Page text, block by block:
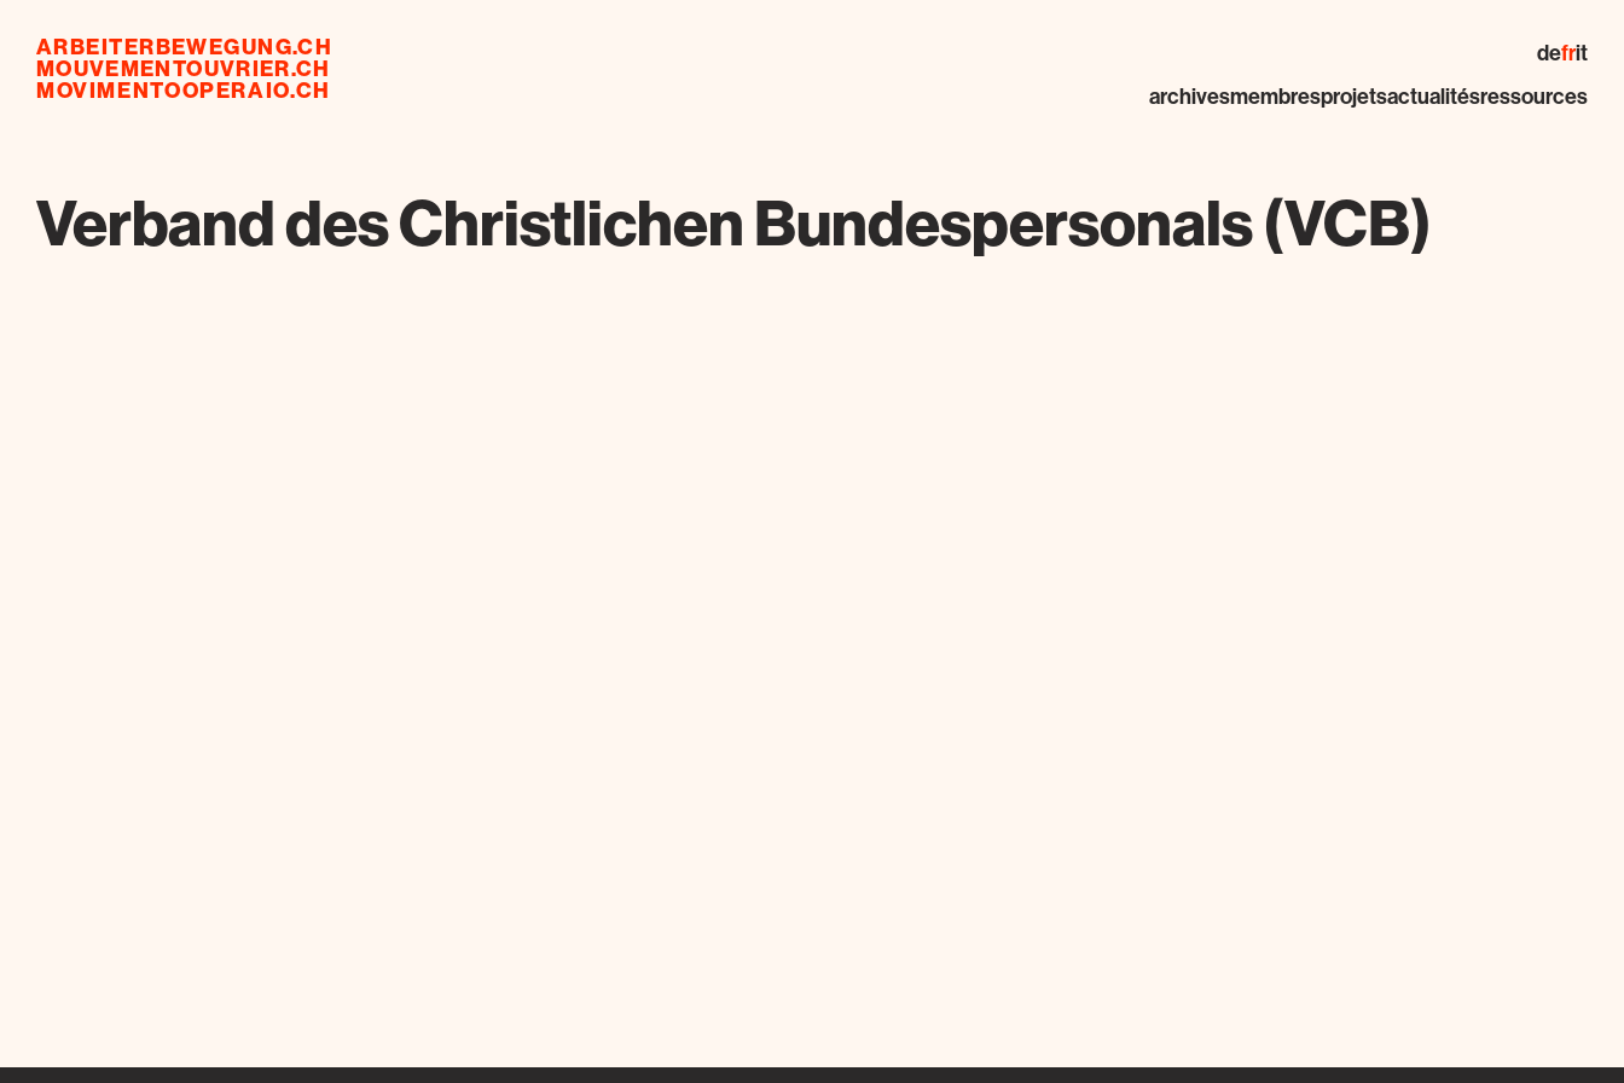
ARBEITERBEWEGUNG.CH
MOUVEMENTOUVRIER.CH
MOVIMENTOOPERAIO.CH
defrit
archivesmembresprojetsactualitésressources
Verband des Christlichen Bundespersonals (VCB)